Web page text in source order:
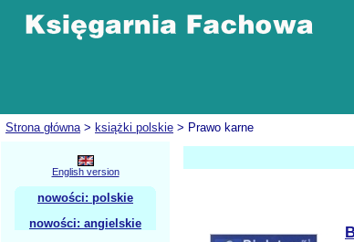
Strona główna> książki polskie > Prawo karne
English version
nowości: polskie
nowości: angielskie